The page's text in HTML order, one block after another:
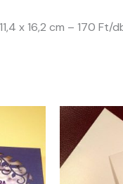
x 16,2 cm – 170 Ft/